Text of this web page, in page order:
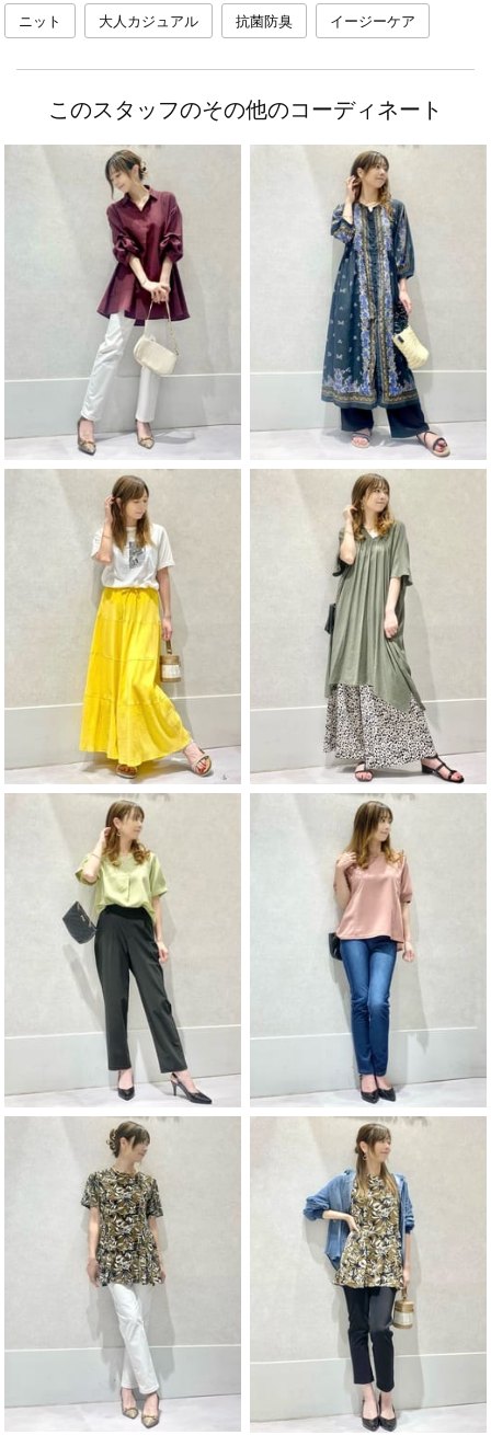
ニット 大人カジュアル 抗菌防臭 イージーケア
このスタッフのその他のコーディネート